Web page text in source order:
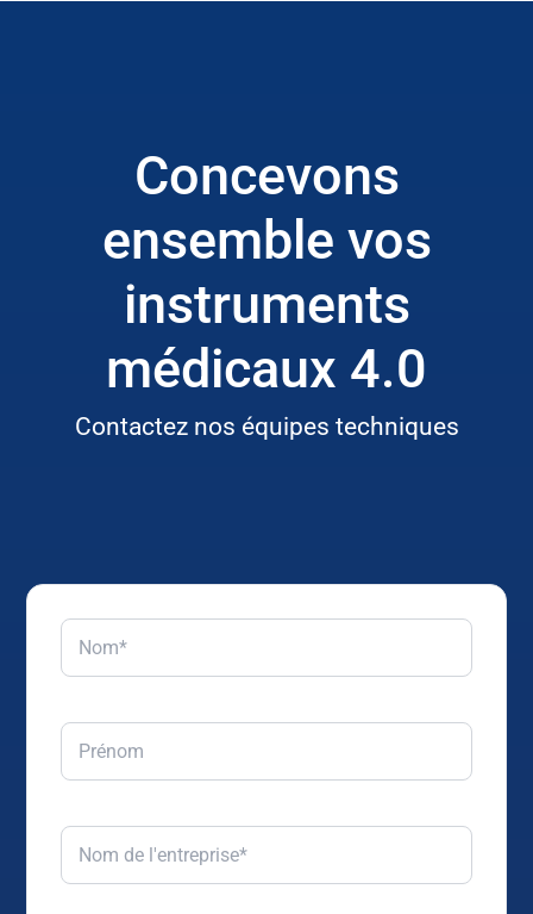
Concevons
ensemble vos
instruments
médicaux 4.0
Contactez nos équipes techniques